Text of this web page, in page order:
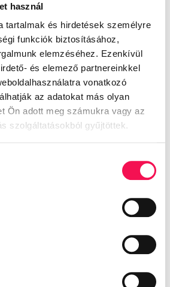
használ
tartalmak és hirdetések személyre
funkciók biztosításához,
elemzéséhez. Ezenkívül
és elemező partnereinkkel
vonatkozó
az adatokat más olyan
Ön adott meg számukra vagy az
szolgáltatásokból gyűjtöttek.
folyamatosan
A foglalási aktivitás
főként a kiemelt esküvői időszakot
a helyszín márkaismertsége tovább
is sikerült megszólítani anélkül,
sérült volna.
egy ilyen kifinomult és értékalapú
együtt.
egy történelmi folyóirat, hanem egy